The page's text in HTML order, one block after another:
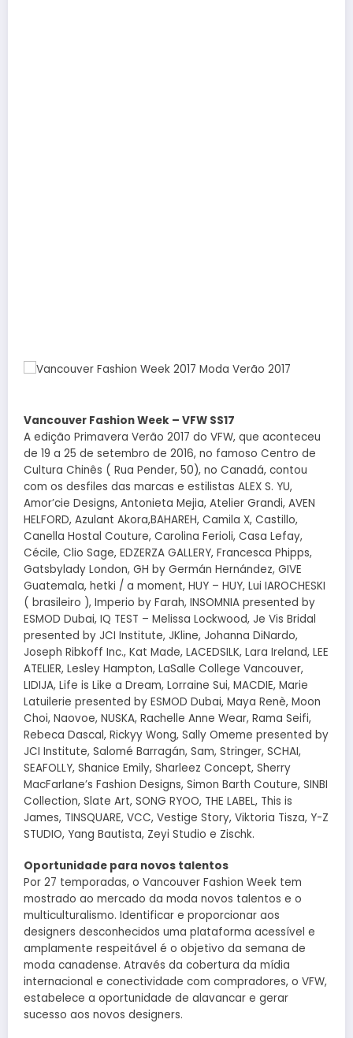
Vancouver Fashion Week – VFW SS17
A edição Primavera Verão 2017 do VFW, que aconteceu
de 19 a 25 de setembro de 2016, no famoso Centro de
Cultura Chinês ( Rua Pender, 50), no Canadá, contou
com os desfiles das marcas e estilistas ALEX S. YU,
Amor’cie Designs, Antonieta Mejia, Atelier Grandi, AVEN
HELFORD, Azulant Akora,BAHAREH, Camila X, Castillo,
Canella Hostal Couture, Carolina Ferioli, Casa Lefay,
Cécile, Clio Sage, EDZERZA GALLERY, Francesca Phipps,
Gatsbylady London, GH by Germán Hernández, GIVE
Guatemala, hetki / a moment, HUY – HUY, Lui IAROCHESKI
( brasileiro ), Imperio by Farah, INSOMNIA presented by
ESMOD Dubai, IQ TEST – Melissa Lockwood, Je Vis Bridal
presented by JCI Institute, JKline, Johanna DiNardo,
Joseph Ribkoff Inc., Kat Made, LACEDSILK, Lara Ireland, LEE
ATELIER, Lesley Hampton, LaSalle College Vancouver,
LIDIJA, Life is Like a Dream, Lorraine Sui, MACDIE, Marie
Latuilerie presented by ESMOD Dubai, Maya Renè, Moon
Choi, Naovoe, NUSKA, Rachelle Anne Wear, Rama Seifi,
Rebeca Dascal, Rickyy Wong, Sally Omeme presented by
JCI Institute, Salomé Barragán, Sam, Stringer, SCHAI,
SEAFOLLY, Shanice Emily, Sharleez Concept, Sherry
MacFarlane’s Fashion Designs, Simon Barth Couture, SINBI
Collection, Slate Art, SONG RYOO, THE LABEL, This is
James, TINSQUARE, VCC, Vestige Story, Viktoria Tisza, Y-Z
STUDIO, Yang Bautista, Zeyi Studio e Zischk.
Oportunidade para novos talentos
Por 27 temporadas, o Vancouver Fashion Week tem
mostrado ao mercado da moda novos talentos e o
multiculturalismo. Identificar e proporcionar aos
designers desconhecidos uma plataforma acessível e
amplamente respeitável é o objetivo da semana de
moda canadense. Através da cobertura da mídia
internacional e conectividade com compradores, o VFW,
estabelece a oportunidade de alavancar e gerar
sucesso aos novos designers.